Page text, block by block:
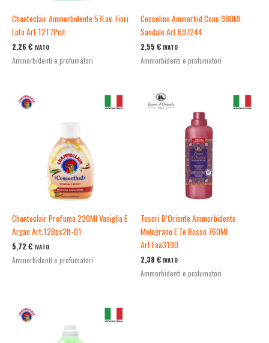
Chanteclair Ammorbidente 57Lav. Fiori
Loto Art.12T7Pcit
2,26 € IVATO
Ammorbidenti e profumatori
Coccolino Ammorbid Conc.980Ml
Sandalo Art.697244
2,55 € IVATO
Ammorbidenti e profumatori
Chanteclair Profuma 220Ml Vaniglia E
Argan Art.12Bps2It-01
5,72 € IVATO
Ammorbidenti e profumatori
Tesori D’Oriente Ammorbidente
Melograno E Te Rosso 760Ml
Art.Faa3190
2,38 € IVATO
Ammorbidenti e profumatori